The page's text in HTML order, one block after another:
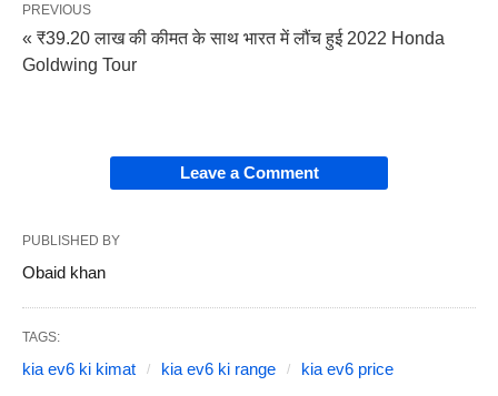
PREVIOUS
« ₹39.20 लाख की कीमत के साथ भारत में लौंच हुई 2022 Honda
Goldwing Tour
Leave a Comment
PUBLISHED BY
Obaid khan
TAGS:
kia ev6 ki kimat kia ev6 ki range kia ev6 price